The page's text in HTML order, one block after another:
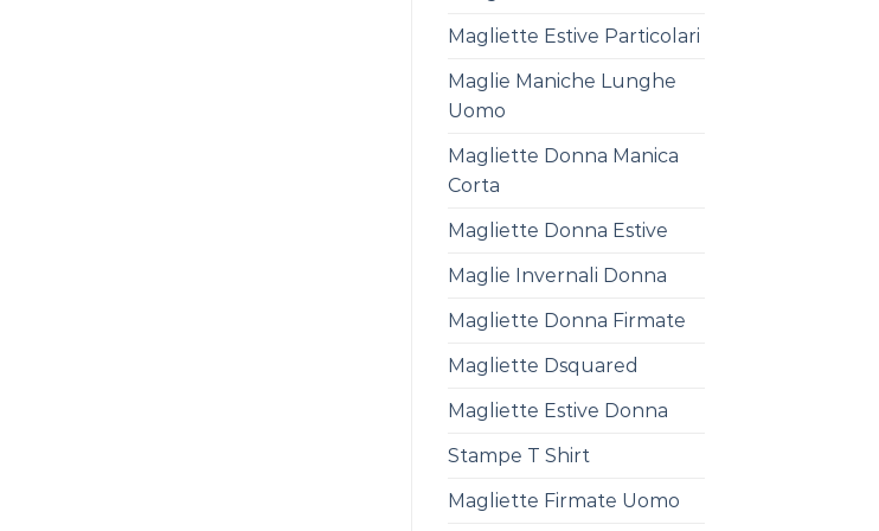
Magliette Estive Particolari
Maglie Maniche Lunghe
Uomo
Magliette Donna Manica
Corta
Magliette Donna Estive
Maglie Invernali Donna
Magliette Donna Firmate
Magliette Dsquared
Magliette Estive Donna
Stampe T Shirt
Magliette Firmate Uomo